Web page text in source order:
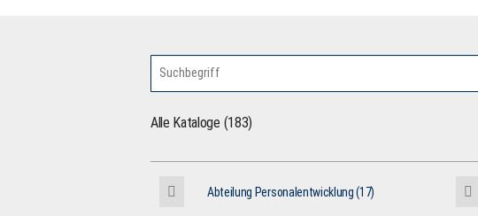
Alle Kataloge (183)
Abteilung Personalentwicklung (17)